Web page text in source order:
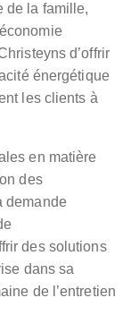
de la famille,
d’offrir
énergétique
les clients à
en matière
des
demande
des solutions
dans sa
de l’entretien